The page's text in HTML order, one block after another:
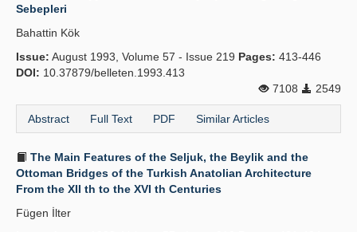
Sebepleri
Bahattin Kök
Issue: August 1993, Volume 57 - Issue 219 Pages: 413-446
DOI: 10.37879/belleten.1993.413
7108
2549
Abstract Full Text PDF Similar Articles
The Main Features of the Seljuk, the Beylik and the
Ottoman Bridges of the Turkish Anatolian Architecture
From the XII th to the XVI th Centuries
Fügen İlter